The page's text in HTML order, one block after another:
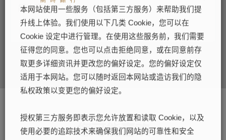
提交
您可能喜欢
本网站使用一些服务（包括第三方服务）来帮助我们提
升线上体验。我们使用以下几类 Cookie，您可以在
Cookie 设定中进行管理。在使用这些服务前，我们需要
征得您的同意。您也可以点击拒绝同意，或在同意前存
取更多详细资讯并更改您的偏好设定。您的偏好设定仅
适用于本网站。您可以随时返回本网站或造访我们的隐
私权政策以变更您的偏好设定。
授权第三方服务即表示您允许放置和读取 Cookie，以及
使用必要的追踪技术来确保我们网站的可靠性和安全